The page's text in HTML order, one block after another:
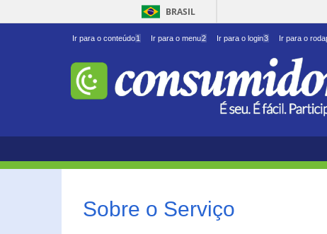
BRASIL
Ir para o conteúdo1 Ir para o menu2 Ir para o login3 Ir para o
Sobre o Serviço